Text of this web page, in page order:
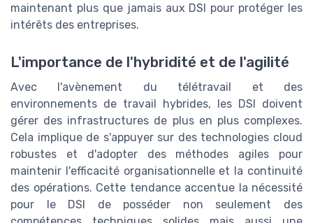
maintenant plus que jamais aux DSI pour protéger les
intérêts des entreprises.
L'importance de l'hybridité et de l'agilité
Avec l'avènement du télétravail et des
environnements de travail hybrides, les DSI doivent
gérer des infrastructures de plus en plus complexes.
Cela implique de s'appuyer sur des technologies cloud
robustes et d'adopter des méthodes agiles pour
maintenir l'efficacité organisationnelle et la continuité
des opérations. Cette tendance accentue la nécessité
pour le DSI de posséder non seulement des